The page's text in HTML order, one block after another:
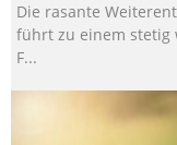
Die rasante
führt zu einem stetig
F...